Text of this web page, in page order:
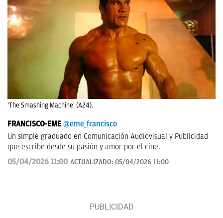
'The Smashing Machine' (A24).
FRANCISCO-EME @eme_francisco
Un simple graduado en Comunicación Audiovisual y Publicidad
que escribe desde su pasión y amor por el cine.
05/04/2026 11:00 ACTUALIZADO: 05/04/2026 11:00